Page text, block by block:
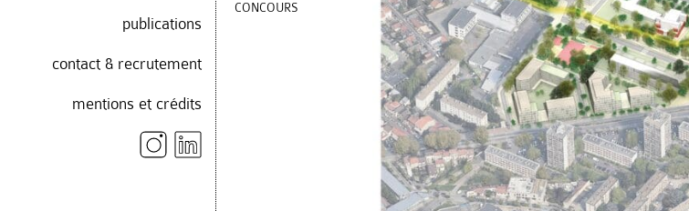
CONCOURS
publications
contact & recrutement
mentions et crédits